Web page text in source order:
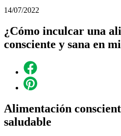
14/07/2022
¿Cómo inculcar una
consciente y sana en
Alimentación
saludable